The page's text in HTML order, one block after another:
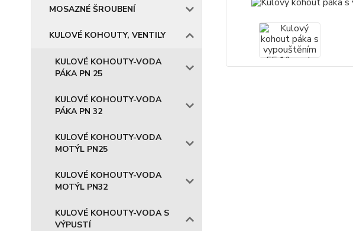
MOSAZNÉ ŠROUBENÍ
KULOVÉ KOHOUTY, VENTILY
KULOVÉ KOHOUTY-VODA
PÁKA PN 25
KULOVÉ KOHOUTY-VODA
PÁKA PN 32
KULOVÉ KOHOUTY-VODA
MOTÝL PN25
KULOVÉ KOHOUTY-VODA
MOTÝL PN32
KULOVÉ KOHOUTY-VODA S
VÝPUSTÍ